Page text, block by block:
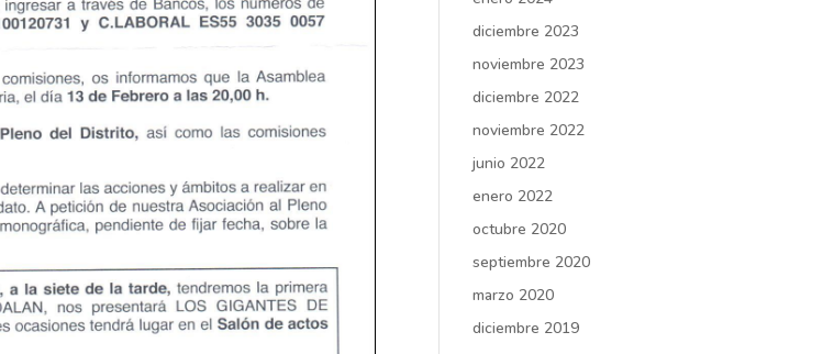
diciembre 2023
noviembre 2023
diciembre 2022
noviembre 2022
junio 2022
enero 2022
octubre 2020
septiembre 2020
marzo 2020
diciembre 2019